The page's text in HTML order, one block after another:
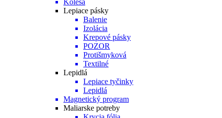
Kolesá
Lepiace pásky
Balenie
Izolácia
Krepové pásky
POZOR
Protišmyková
Textilné
Lepidlá
Lepiace tyčinky
Lepidlá
Magnetický program
Maliarske potreby